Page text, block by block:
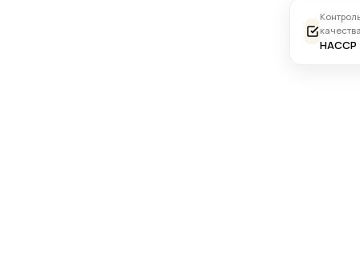
HACCP